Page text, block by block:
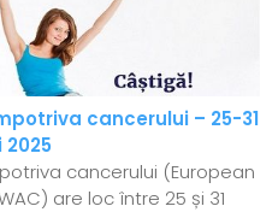
cancerului – 25-31
2025
cancerului (European
are loc între 25 și 31